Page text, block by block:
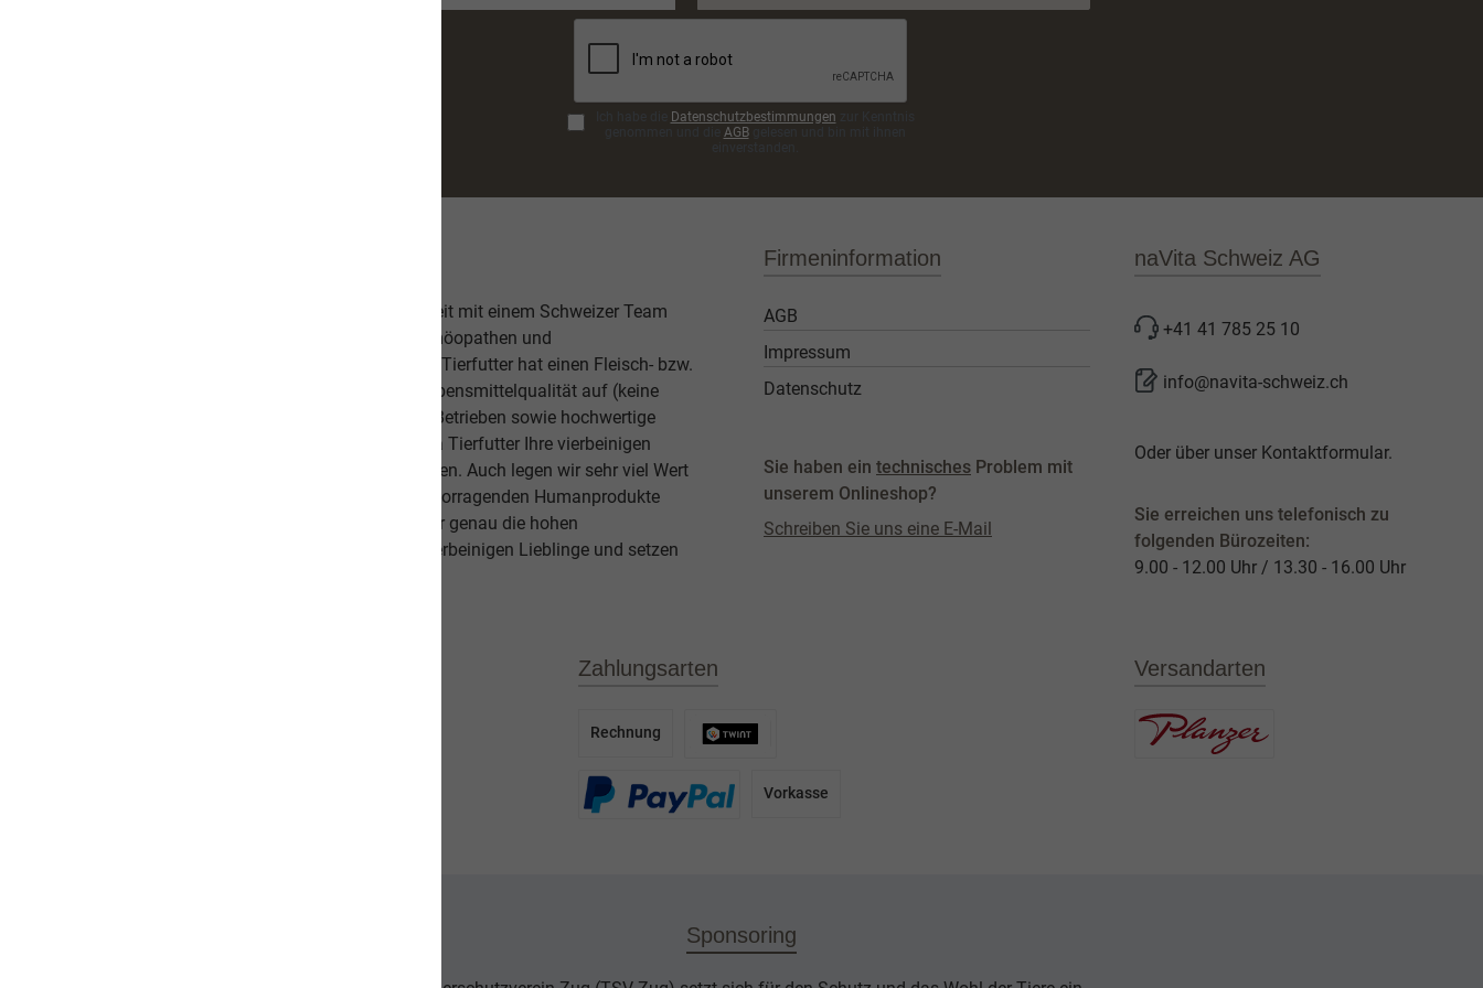
Adresse*
Datenschutzbestimmungen
AGBgelesen und bin mit ihnen
Unsere hochwertige Tiernahrung ist in Zusammenarbeit mit einem Schweizer Team
bestehend aus einer Tierärztin, Tierheilpraktikern, Homöopathen und
Ernährungsfachleuten entwickelt worden. Das leckere Tierfutter hat einen Fleisch- bzw.
Fischanteil von ca. 70% im Durchschnitt und weist Lebensmittelqualität auf (keine
Schlachtabfälle). Höchste Qualität aus kontrollierten Betrieben sowie hochwertige
Beilagen sind der Garant, dass Sie mit unserem naVita Tierfutter Ihre vierbeinigen
Lieblinge ausgewogen und abwechslungsreich ernähren. Auch legen wir sehr viel Wert
darauf, dass es Ihnen persönlich gut geht. Unsere hervorragenden Humanprodukte
beweisen dies. Als Schweizer Unternehmen kennen wir genau die hohen
Qualitätsansprüche unserer Kunden sowie unseren vierbeinigen Lieblinge und setzen
Firmeninformation
AGB
Impressum
Datenschutz
Sie haben ein technisches Problem mit
unserem Onlineshop?
Schreiben Sie uns eine E-Mail
naVita Schweiz AG
+41 41 785 25 10
info@navita-schweiz.ch
Oder über unser Kontaktformular.
Sie erreichen uns telefonisch zu
folgenden Bürozeiten:
9.00 - 12.00 Uhr / 13.30 - 16.00 Uhr
Zahlungsarten
Rechnung
Vorkasse
Versandarten
Sponsoring